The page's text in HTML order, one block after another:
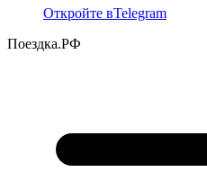
Откройте вTelegram
Поездка.РФ